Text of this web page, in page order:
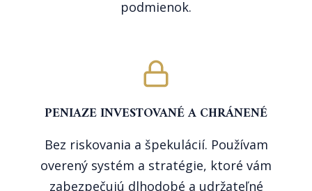
podmienok.
PENIAZE INVESTOVANÉ A CHRÁNENÉ
Bez riskovania a špekulácií. Používam
overený systém a stratégie, ktoré vám
zabezpečujú dlhodobé a udržateľné